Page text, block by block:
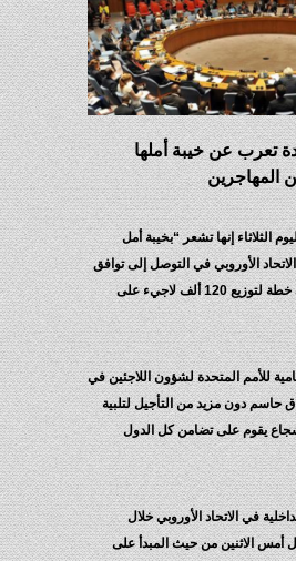
تعرب عن خيبة أملها
المهاجرين
الثلاثاء إنها تشعر “بخيبة أمل
الأوروبي في التوصل إلى توافق
نهائي في الآراء بشأن خطة لتوزيع 120 ألف لاجيء على
للأمم المتحدة لشؤون اللاجئين في
حاسم دون مزيد من التأجيل لتلبية
يقوم على تضامن كل الدول
في الاتحاد الأوروبي خلال
أمس الاثنين من حيث المبدأ على